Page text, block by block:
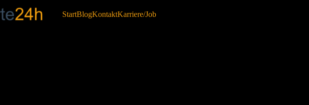
StartBlogKontaktKarriere/Job